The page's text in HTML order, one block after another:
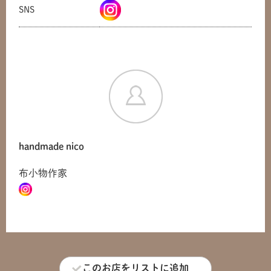
SNS
handmade nico
布小物作家
このお店をリストに追加